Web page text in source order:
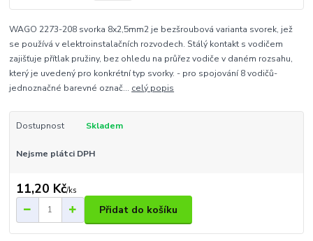
WAGO 2273-208 svorka 8x2,5mm2 je bezšroubová varianta svorek, jež
se používá v elektroinstalačních rozvodech. Stálý kontakt s vodičem
zajišťuje přítlak pružiny, bez ohledu na průřez vodiče v daném rozsahu,
který je uvedený pro konkrétní typ svorky. - pro spojování 8 vodičů-
jednoznačné barevné označ... celý popis
Dostupnost Skladem
Nejsme plátci DPH
11,20 Kč/ks
Přidat do košíku